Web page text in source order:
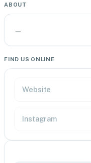
ABOUT
—
FIND US ONLINE
Website
Instagram